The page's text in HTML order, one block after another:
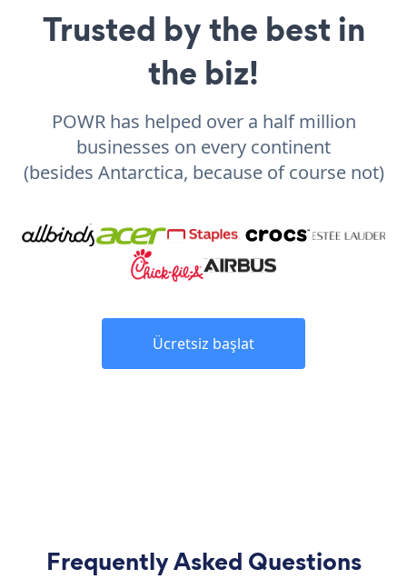
Trusted by the best in
the biz!
POWR has helped over a half million
businesses on every continent
(besides Antarctica, because of course not)
Ücretsiz başlat
Frequently Asked Questions